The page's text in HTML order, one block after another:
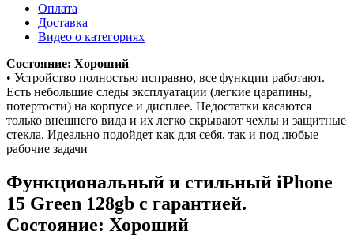
Оплата
Доставка
Видео о категориях
Состояние: Хороший
• Устройство полностью исправно, все функции работают.
Есть небольшие следы эксплуатации (легкие царапины,
потертости) на корпусе и дисплее. Недостатки касаются
только внешнего вида и их легко скрывают чехлы и защитные
стекла. Идеально подойдет как для себя, так и под любые
рабочие задачи
Функциональный и стильный iPhone
15 Green 128gb с гарантией.
Состояние: Хороший